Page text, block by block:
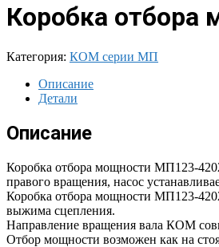
Коробка
Категория: КОМ серии МП
Описание
Детали
Описание
Коробка отбора мощности МП123-
правого вращения, насос
Коробка отбора мощности МП123-
выжима сцепления.
Направление вращения вала КОМ
Отбор мощности возможен как на